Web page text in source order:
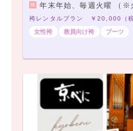
年末年始、毎週火曜 （※火曜
女性袴
教員向け袴 ブーツ